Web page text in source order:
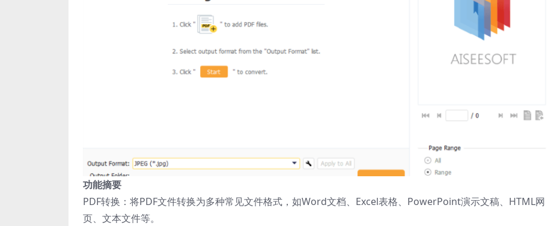
功能摘要
PDF转换：将PDF文件转换为多种常见文件格式，如Word文档、Excel表格、PowerPoint演示文稿、HTML网
页、文本文件等。